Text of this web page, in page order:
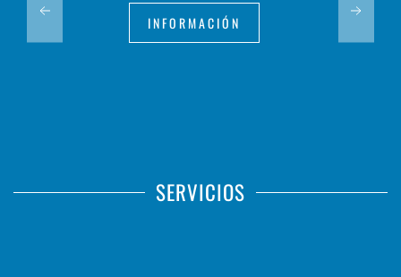
INFORMACIÓN
SERVICIOS